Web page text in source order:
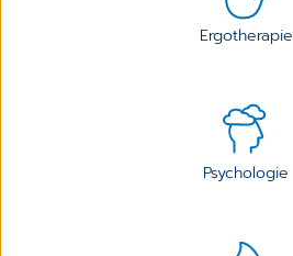
Ergotherapie
Psychologie